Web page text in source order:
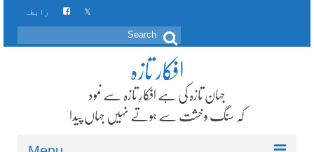
رابطہ
Search
for:
افکار تازہ
جہان تازہ کی ہے افکارِ تازہ سے نمود
کہ سنگ و خشت سے ہوتے نہیں جہاں پیدا